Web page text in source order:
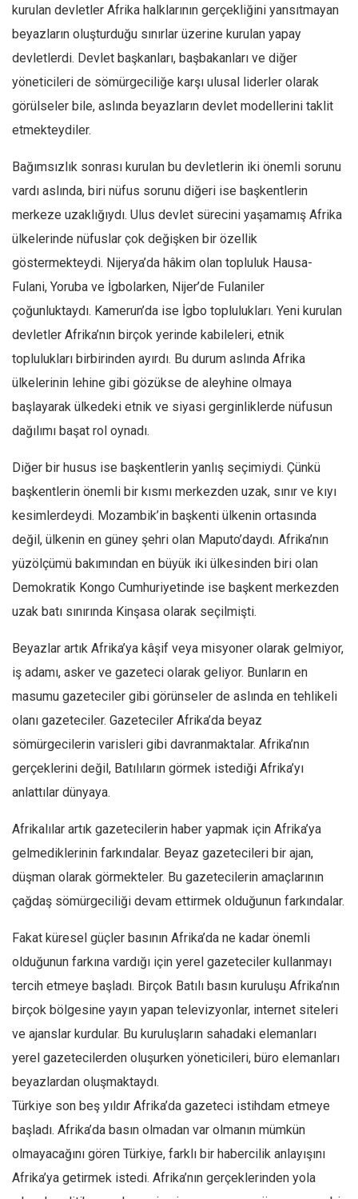
Asya
Afrika
İslam Dünyası
Amerika
Düşünce
Dosyalar
kurulan devletler Afrika halklarının gerçekliğini yansıtmayan
beyazların oluşturduğu sınırlar üzerine kurulan yapay
devletlerdi. Devlet başkanları, başbakanları ve diğer
yöneticileri de sömürgeciliğe karşı ulusal liderler olarak
görülseler bile, aslında beyazların devlet modellerini taklit
etmekteydiler.
Bağımsızlık sonrası kurulan bu devletlerin iki önemli sorunu
vardı aslında, biri nüfus sorunu diğeri ise başkentlerin
merkeze uzaklığıydı. Ulus devlet sürecini yaşamamış Afrika
ülkelerinde nüfuslar çok değişken bir özellik
göstermekteydi. Nijerya’da hâkim olan topluluk Hausa-
Fulani, Yoruba ve İgbolarken, Nijer’de Fulaniler
çoğunluktaydı. Kamerun’da ise İgbo toplulukları. Yeni kurulan
devletler Afrika’nın birçok yerinde kabileleri, etnik
toplulukları birbirinden ayırdı. Bu durum aslında Afrika
ülkelerinin lehine gibi gözükse de aleyhine olmaya
başlayarak ülkedeki etnik ve siyasi gerginliklerde nüfusun
dağılımı başat rol oynadı.
Diğer bir husus ise başkentlerin yanlış seçimiydi. Çünkü
başkentlerin önemli bir kısmı merkezden uzak, sınır ve kıyı
kesimlerdeydi. Mozambik’in başkenti ülkenin ortasında
değil, ülkenin en güney şehri olan Maputo’daydı. Afrika’nın
yüzölçümü bakımından en büyük iki ülkesinden biri olan
Demokratik Kongo Cumhuriyetinde ise başkent merkezden
uzak batı sınırında Kinşasa olarak seçilmişti.
Beyazlar artık Afrika’ya kâşif veya misyoner olarak gelmiyor,
iş adamı, asker ve gazeteci olarak geliyor. Bunların en
masumu gazeteciler gibi görünseler de aslında en tehlikeli
olanı gazeteciler. Gazeteciler Afrika’da beyaz
sömürgecilerin varisleri gibi davranmaktalar. Afrika’nın
gerçeklerini değil, Batılıların görmek istediği Afrika’yı
anlattılar dünyaya.
Afrikalılar artık gazetecilerin haber yapmak için Afrika’ya
gelmediklerinin farkındalar. Beyaz gazetecileri bir ajan,
düşman olarak görmekteler. Bu gazetecilerin amaçlarının
çağdaş sömürgeciliği devam ettirmek olduğunun farkındalar.
Fakat küresel güçler basının Afrika’da ne kadar önemli
olduğunun farkına vardığı için yerel gazeteciler kullanmayı
tercih etmeye başladı. Birçok Batılı basın kuruluşu Afrika’nın
birçok bölgesine yayın yapan televizyonlar, internet siteleri
ve ajanslar kurdular. Bu kuruluşların sahadaki elemanları
yerel gazetecilerden oluşurken yöneticileri, büro elemanları
beyazlardan oluşmaktaydı.
Türkiye son beş yıldır Afrika’da gazeteci istihdam etmeye
başladı. Afrika’da basın olmadan var olmanın mümkün
olmayacağını gören Türkiye, farklı bir habercilik anlayışını
Afrika’ya getirmek istedi. Afrika’nın gerçeklerinden yola